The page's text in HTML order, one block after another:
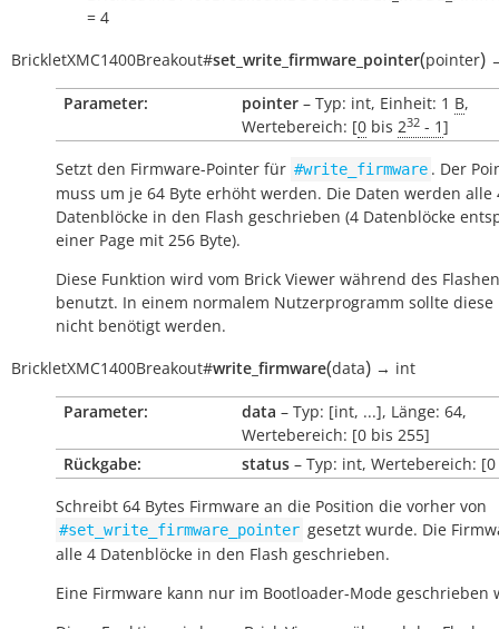
= 4
BrickletXMC1400Breakout#set_write_firmware_pointer(pointer)
Parameter: pointer – Typ: int, Einheit: 1 B,
Wertebereich: [0 bis 232 - 1]
Setzt den Firmware-Pointer für #write_firmware . Der
muss um je 64 Byte erhöht werden. Die Daten werden alle
Datenblöcke in den Flash geschrieben (4 Datenblöcke
einer Page mit 256 Byte).
Diese Funktion wird vom Brick Viewer während des
benutzt. In einem normalem Nutzerprogramm sollte diese
nicht benötigt werden.
BrickletXMC1400Breakout#write_firmware(data) → int
Parameter: data – Typ: [int, ...], Länge: 64,
Wertebereich: [0 bis 255]
Rückgabe:
status – Typ: int, Wertebereich:
Schreibt 64 Bytes Firmware an die Position die vorher von
#set_write_firmware_pointer gesetzt wurde. Die
alle 4 Datenblöcke in den Flash geschrieben.
Eine Firmware kann nur im Bootloader-Mode geschrieben